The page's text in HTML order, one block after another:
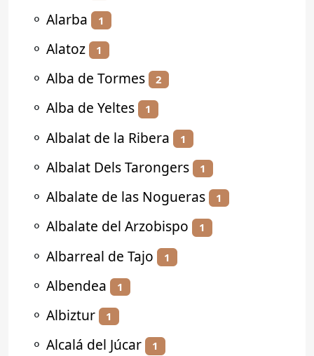
⚬ Alarba 1
⚬ Alatoz 1
⚬ Alba de Tormes 2
⚬ Alba de Yeltes 1
⚬ Albalat de la Ribera 1
⚬ Albalat Dels Tarongers 1
⚬ Albalate de las Nogueras 1
⚬ Albalate del Arzobispo 1
⚬ Albarreal de Tajo 1
⚬ Albendea 1
⚬ Albiztur 1
⚬ Alcalá del Júcar 1